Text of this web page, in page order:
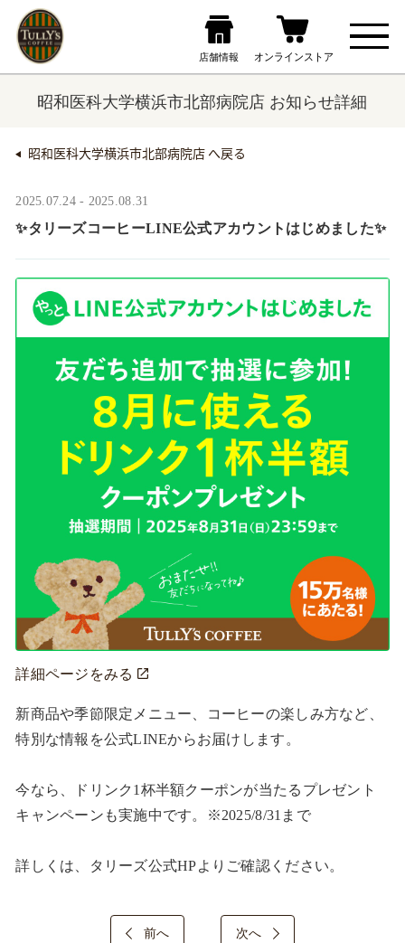
昭和医科大学横浜市北部病院店 お知らせ詳細
昭和医科大学横浜市北部病院店 へ戻る
2025.07.24 - 2025.08.31
✨タリーズコーヒーLINE公式アカウントはじめました✨
詳細ページをみる
新商品や季節限定メニュー、コーヒーの楽しみ方など、
特別な情報を公式LINEからお届けします。
今なら、ドリンク1杯半額クーポンが当たるプレゼント
キャンペーンも実施中です。※2025/8/31まで
詳しくは、タリーズ公式HPよりご確認ください。
前へ 次へ